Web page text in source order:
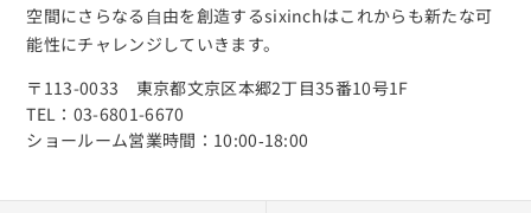
空間にさらなる⾃由を創造するsixinchはこれからも新たな可
能性にチャレンジしていきます。
〒113-0033 東京都文京区本郷2丁目35番10号1F
TEL：03-6801-6670
ショールーム営業時間：10:00‐18:00